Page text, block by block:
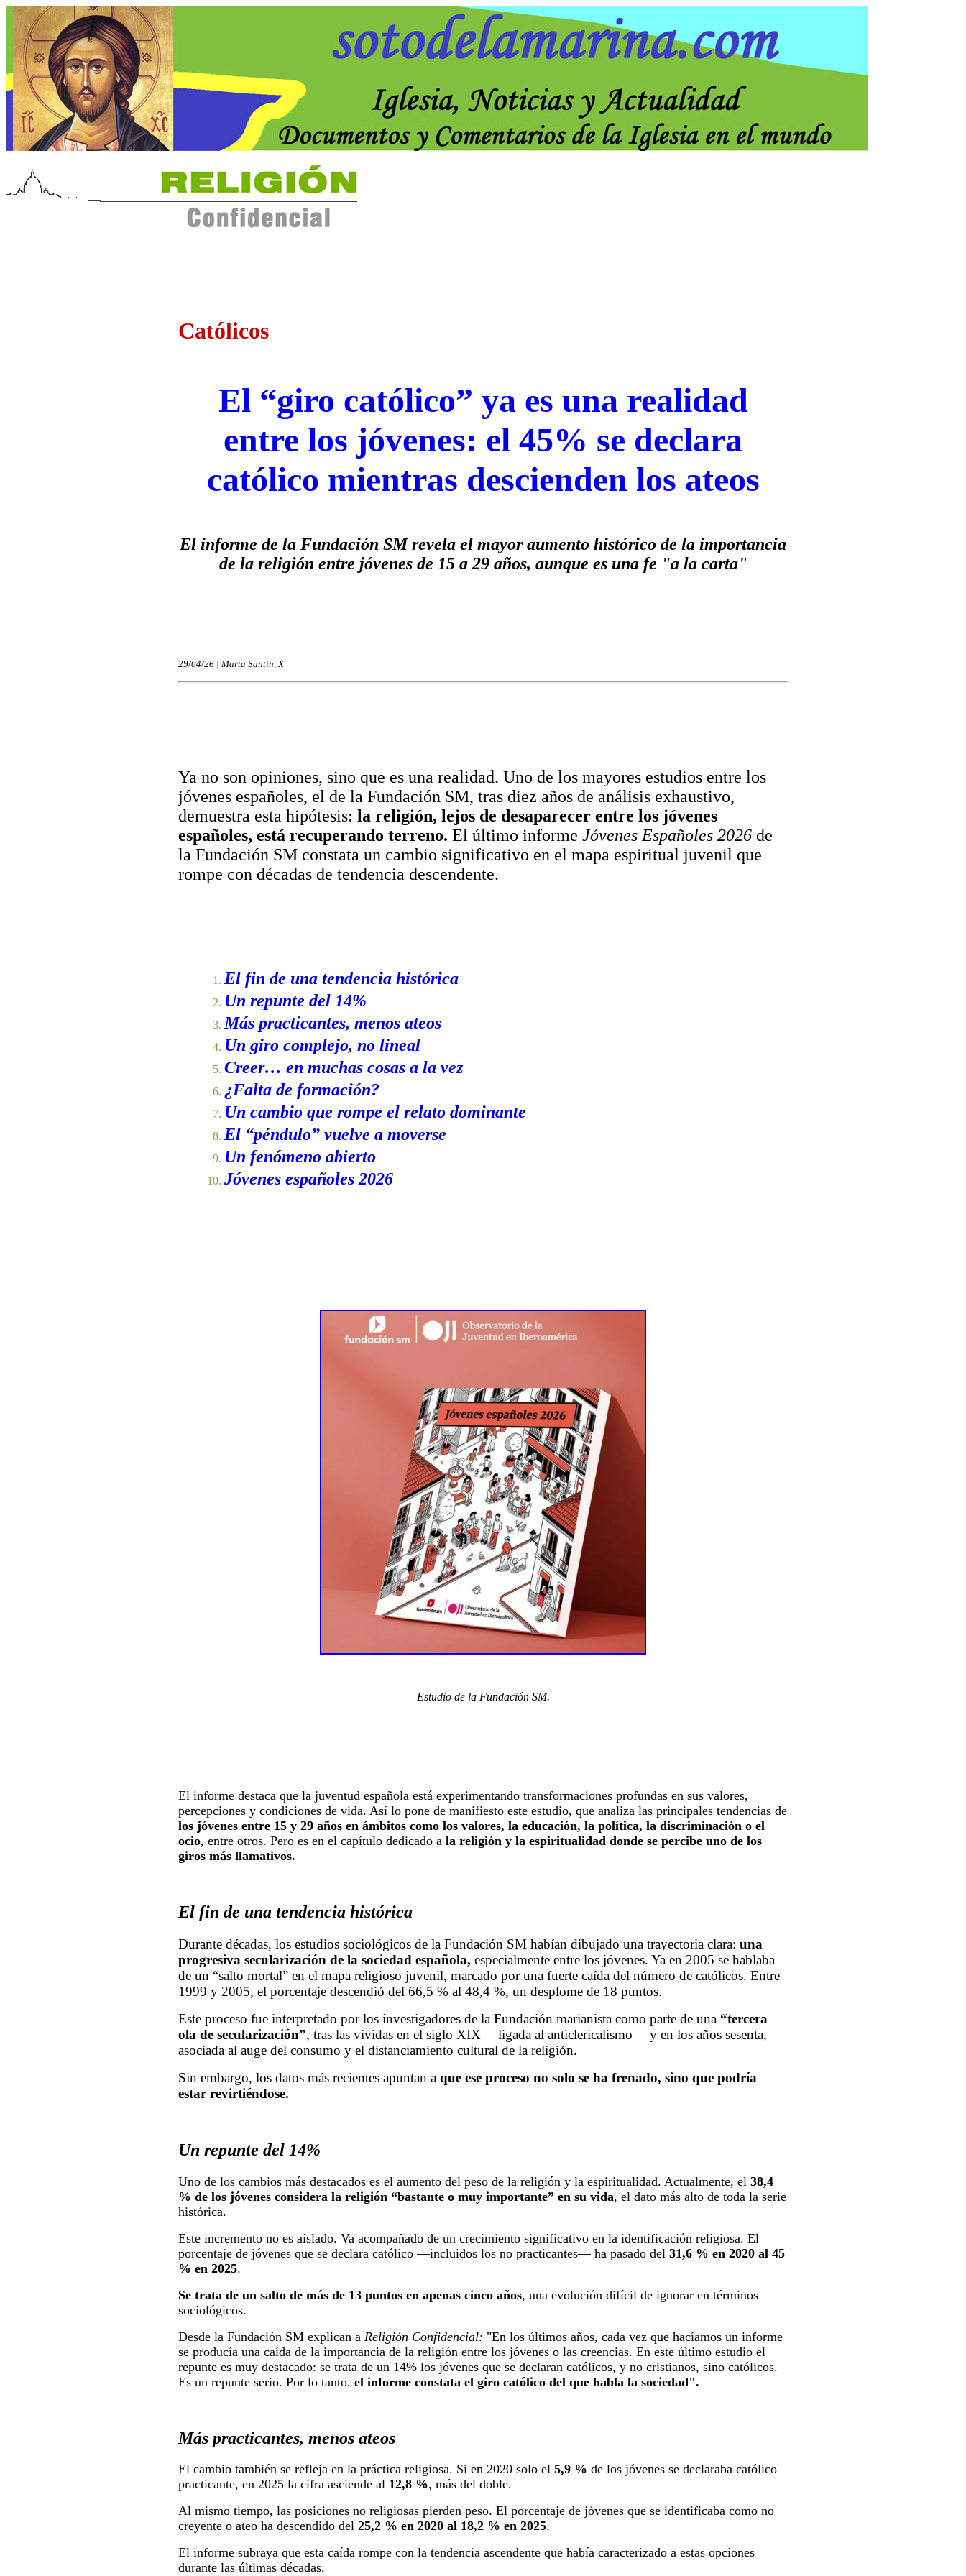
Católicos
El “giro católico” ya es una realidad
entre los jóvenes: el 45% se declara
católico mientras descienden los ateos
El informe de la Fundación SM revela el mayor aumento histórico de la importancia
de la religión entre jóvenes de 15 a 29 años, aunque es una fe "a la carta"
29/04/26 | Marta Santín, X
Ya no son opiniones, sino que es una realidad. Uno de los mayores estudios entre los
jóvenes españoles, el de la Fundación SM, tras diez años de análisis exhaustivo,
demuestra esta hipótesis: la religión, lejos de desaparecer entre los jóvenes
españoles, está recuperando terreno. El último informe Jóvenes Españoles 2026 de
la Fundación SM constata un cambio significativo en el mapa espiritual juvenil que
rompe con décadas de tendencia descendente.
El fin de una tendencia histórica
Un repunte del 14%
Más practicantes, menos ateos
Un giro complejo, no lineal
Creer… en muchas cosas a la vez
¿Falta de formación?
Un cambio que rompe el relato dominante
El “péndulo” vuelve a moverse
Un fenómeno abierto
Jóvenes españoles 2026
Estudio de la Fundación SM.
El informe destaca que la juventud española está experimentando transformaciones profundas en sus valores,
percepciones y condiciones de vida. Así lo pone de manifiesto este estudio, que analiza las principales tendencias de
los jóvenes entre 15 y 29 años en ámbitos como los valores, la educación, la política, la discriminación o el
ocio, entre otros. Pero es en el capítulo dedicado a la religión y la espiritualidad donde se percibe uno de los
giros más llamativos.
El fin de una tendencia histórica
Durante décadas, los estudios sociológicos de la Fundación SM habían dibujado una trayectoria clara: una
progresiva secularización de la sociedad española, especialmente entre los jóvenes. Ya en 2005 se hablaba
de un “salto mortal” en el mapa religioso juvenil, marcado por una fuerte caída del número de católicos. Entre
1999 y 2005, el porcentaje descendió del 66,5 % al 48,4 %, un desplome de 18 puntos.
Este proceso fue interpretado por los investigadores de la Fundación marianista como parte de una “tercera
ola de secularización”, tras las vividas en el siglo XIX —ligada al anticlericalismo— y en los años sesenta,
asociada al auge del consumo y el distanciamiento cultural de la religión.
Sin embargo, los datos más recientes apuntan a que ese proceso no solo se ha frenado, sino que podría
estar revirtiéndose.
Un repunte del 14%
Uno de los cambios más destacados es el aumento del peso de la religión y la espiritualidad. Actualmente, el 38,4
% de los jóvenes considera la religión “bastante o muy importante” en su vida, el dato más alto de toda la serie
histórica.
Este incremento no es aislado. Va acompañado de un crecimiento significativo en la identificación religiosa. El
porcentaje de jóvenes que se declara católico —incluidos los no practicantes— ha pasado del 31,6 % en 2020 al 45
% en 2025.
Se trata de un salto de más de 13 puntos en apenas cinco años, una evolución difícil de ignorar en términos
sociológicos.
Desde la Fundación SM explican a Religión Confidencial: "En los últimos años, cada vez que hacíamos un informe
se producía una caída de la importancia de la religión entre los jóvenes o las creencias. En este último estudio el
repunte es muy destacado: se trata de un 14% los jóvenes que se declaran católicos, y no cristianos, sino católicos.
Es un repunte serio. Por lo tanto, el informe constata el giro católico del que habla la sociedad".
Más practicantes, menos ateos
El cambio también se refleja en la práctica religiosa. Si en 2020 solo el 5,9 % de los jóvenes se declaraba católico
practicante, en 2025 la cifra asciende al 12,8 %, más del doble.
Al mismo tiempo, las posiciones no religiosas pierden peso. El porcentaje de jóvenes que se identificaba como no
creyente o ateo ha descendido del 25,2 % en 2020 al 18,2 % en 2025.
El informe subraya que esta caída rompe con la tendencia ascendente que había caracterizado a estas opciones
durante las últimas décadas.